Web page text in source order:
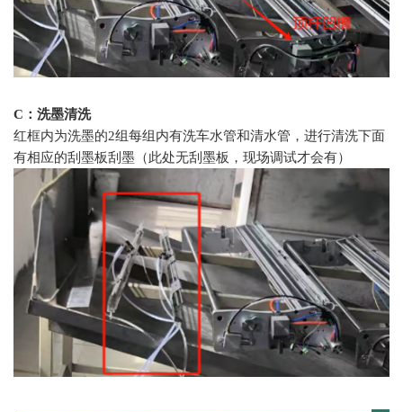
C：洗墨清洗
红框内为洗墨的2组每组内有洗车水管和清水管，进行清洗下面
有相应的刮墨板刮墨（此处无刮墨板，现场调试才会有）